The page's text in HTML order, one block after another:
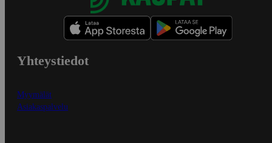
Yhteystiedot
Myymälät
Asiakaspalvelu